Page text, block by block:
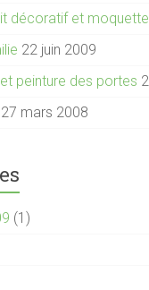
décoratif et moquette
22 juin 2009
peinture des portes
27 mars 2008
(1)